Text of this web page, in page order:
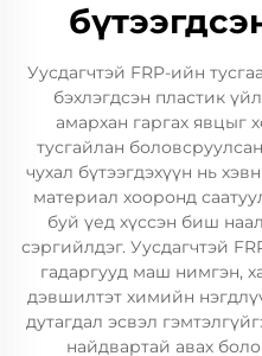
Уусдагчтэй FRP-ийн
бэхлэгдсэн пластик
амархан гаргах явцыг
тусгайлан
чухал бүтээгдэхүүн нь
материал хооронд
буй үед хүссэн биш
сэргийлдэг. Уусдагчтэй
гадаргууд маш нимгэн,
дэвшилтэт химийн
дутагдал эсвэл
найдвартай авах